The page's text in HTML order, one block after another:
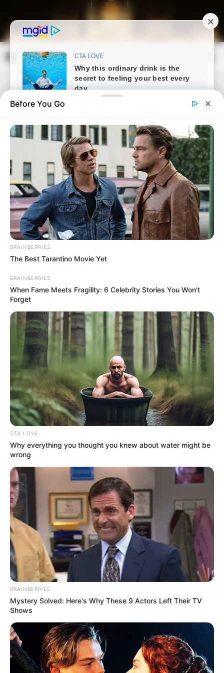
content
Magyarország Kincsei
Posted
in
Friss hírek
Petíció indult Nagy Feró és
Pataky Attila Kossuth-díjának
visszavonásáért
by • May 26, 2026
Before You Go
BRAINBERRIES
The Best Tarantino Movie Yet
BRAINBERRIES
When Fame Meets Fragility: 6 Celebrity Stories You Won't
Forget
CTA LOVE
Why everything you thought you knew about water might be
wrong
BRAINBERRIES
Mystery Solved: Here's Why These 9 Actors Left Their TV
Shows